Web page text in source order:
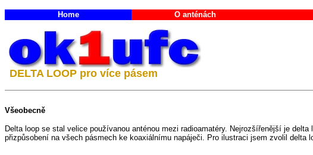
Home O anténách
DELTA LOOP pro více pásem
Všeobecně
Delta loop se stal velice používanou anténou mezi radioamatéry. Nejrozšířenější je
přizpůsobení na všech pásmech ke koaxiálnímu napáječi. Pro ilustraci jsem zvolil